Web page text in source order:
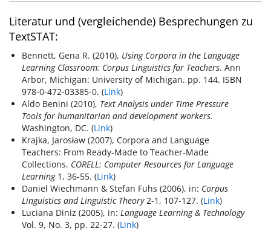
Literatur und (vergleichende) Besprechungen zu
TextSTAT:
Bennett, Gena R. (2010), Using Corpora in the Language
Learning Classroom: Corpus Linguistics for Teachers. Ann
Arbor, Michigan: University of Michigan. pp. 144. ISBN
978-0-472-03385-0. (Link)
Aldo Benini (2010), Text Analysis under Time Pressure
Tools for humanitarian and development workers.
Washington, DC. (Link)
Krajka, Jarosław (2007), Corpora and Language
Teachers: From Ready-Made to Teacher-Made
Collections. CORELL: Computer Resources for Language
Learning1, 36-55. (Link)
Daniel Wiechmann & Stefan Fuhs (2006), in: Corpus
Linguistics and Linguistic Theory2-1, 107-127. (Link)
Luciana Diniz (2005), in: Language Learning & Technology
Vol. 9, No. 3, pp. 22-27. (Link)